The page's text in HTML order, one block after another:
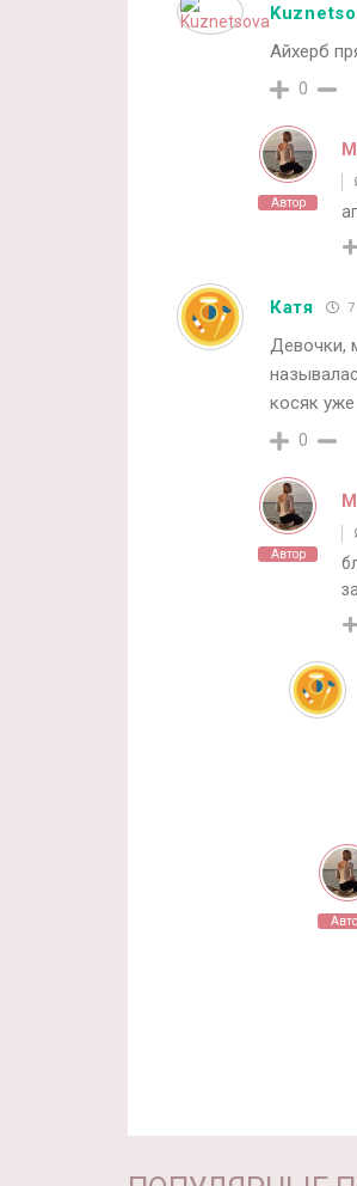
Айхерб
0
Автор
Катя
Девочки,
косяк уже
0
Автор